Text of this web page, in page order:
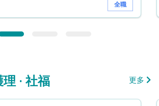
全職
· 社福 更多